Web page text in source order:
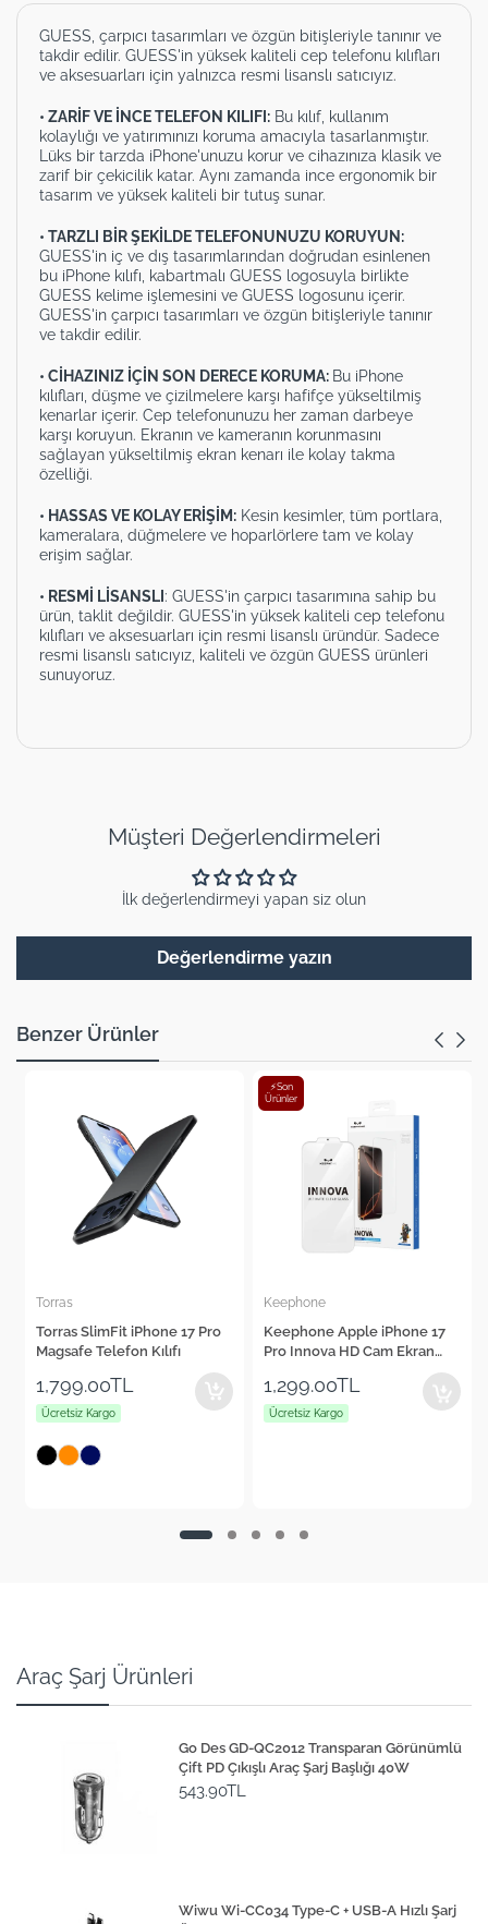
GUESS, çarpıcı tasarımları ve özgün bitişleriyle tanınır ve
takdir edilir. GUESS'in yüksek kaliteli cep telefonu kılıfları
ve aksesuarları için yalnızca resmi lisanslı satıcıyız.
• ZARİF VE İNCE TELEFON KILIFI: Bu kılıf, kullanım
kolaylığı ve yatırımınızı koruma amacıyla tasarlanmıştır.
Lüks bir tarzda iPhone'unuzu korur ve cihazınıza klasik ve
zarif bir çekicilik katar. Aynı zamanda ince ergonomik bir
tasarım ve yüksek kaliteli bir tutuş sunar.
• TARZLI BİR ŞEKİLDE TELEFONUNUZU KORUYUN:
GUESS'in iç ve dış tasarımlarından doğrudan esinlenen
bu iPhone kılıfı, kabartmalı GUESS logosuyla birlikte
GUESS kelime işlemesini ve GUESS logosunu içerir.
GUESS'in çarpıcı tasarımları ve özgün bitişleriyle tanınır
ve takdir edilir.
• CİHAZINIZ İÇİN SON DERECE KORUMA: Bu iPhone
kılıfları, düşme ve çizilmelere karşı hafifçe yükseltilmiş
kenarlar içerir. Cep telefonunuzu her zaman darbeye
karşı koruyun. Ekranın ve kameranın korunmasını
sağlayan yükseltilmiş ekran kenarı ile kolay takma
özelliği.
• HASSAS VE KOLAY ERİŞİM: Kesin kesimler, tüm portlara,
kameralara, düğmelere ve hoparlörlere tam ve kolay
erişim sağlar.
• RESMİ LİSANSLI: GUESS'in çarpıcı tasarımına sahip bu
ürün, taklit değildir. GUESS'in yüksek kaliteli cep telefonu
kılıfları ve aksesuarları için resmi lisanslı üründür. Sadece
resmi lisanslı satıcıyız, kaliteli ve özgün GUESS ürünleri
sunuyoruz.
Müşteri Değerlendirmeleri
İlk değerlendirmeyi yapan siz olun
Değerlendirme yazın
Benzer Ürünler
Keephone
Keephone Apple iPhone 17
Pro Innova HD Cam Ekran
1,299.00TL
Ücretsiz Kargo
Cepax
Cepax Foldable iPad Air 11"
2024 Kalem Bölmeli Standlı
1,560.00TL
Ücretsiz Kargo
Araç Şarj Ürünleri
Go Des GD-QC2012 Transparan Görünümlü
Çift PD Çıkışlı Araç Şarj Başlığı 40W
543.90TL
Wiwu Wi-CC034 Type-C + USB-A Hızlı Şarj